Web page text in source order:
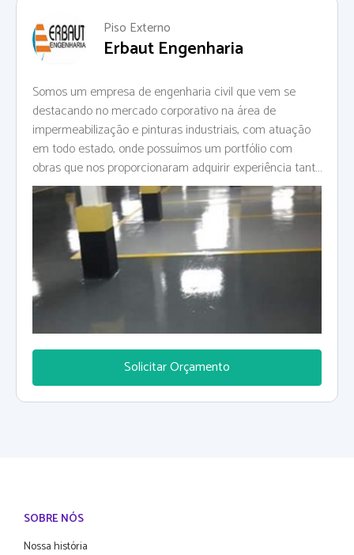
Piso Externo
Erbaut Engenharia
Somos um empresa de engenharia civil que vem se
destacando no mercado corporativo na área de
impermeabilização e pinturas industriais, com atuação
em todo estado, onde possuímos um portfólio com
obras que nos proporcionaram adquirir experiência tanto
com nossos clientes do setor privado quanto no setor
público, efetuando serviços junto com nossos parceiros
de negócios. Contamos com profissionais especializados
nos serviços propostos, além de possuirmos conexões
diretas com nossos fabricantes e fornecedores o que
nos permite repassar a nossos clientes as melhores
formas de pagamento visando atender as necessidades
de cada um.
Solicitar Orçamento
SOBRE NÓS
Nossa história